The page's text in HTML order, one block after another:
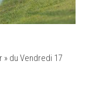
» du Vendredi 17